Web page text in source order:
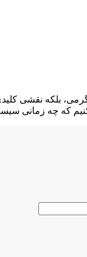
بلکه نقشی
که چه زمانی